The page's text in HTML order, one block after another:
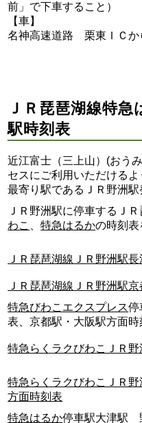
前」で下車すること）
【車】
名神高速道路 栗東ＩＣか
ＪＲ琵琶湖線特急
駅時刻表
近江富士（三上山）(おう
セスにご利用いただけるよ
最寄り駅であるＪＲ野洲駅
ＪＲ野洲駅に停車するＪ
わこ
、特急はるかの時刻表
ＪＲ琵琶湖線ＪＲ野洲駅
ＪＲ琵琶湖線ＪＲ野洲駅
特急びわこエクスプレス停
表、京都駅・大阪駅方面
特急らくラクびわこＪＲ
特急らくラクびわこＪＲ
方面時刻表
特急はるか停車駅大津駅